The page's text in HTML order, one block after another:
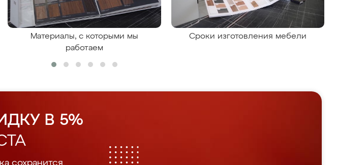
Материалы, с которыми мы
работаем
Сроки изготовления мебели
В 5%
сохранится.